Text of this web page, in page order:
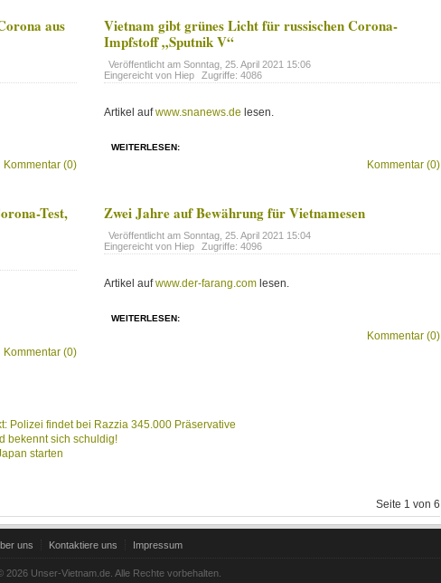
aus
Kommentar (0)
Vietnam gibt grünes Licht für russischen Corona-
Impfstoff „Sputnik V“
Veröffentlicht amSonntag, 25. April 2021 15:06
Eingereicht von Hiep
Zugriffe: 4086
Artikel aufwww.snanews.de lesen.
WEITERLESEN:
Kommentar (0)
Test,
Kommentar (0)
Zwei Jahre auf Bewährung für Vietnamesen
Veröffentlicht amSonntag, 25. April 2021 15:04
Eingereicht von Hiep
Zugriffe: 4096
Artikel aufwww.der-farang.com lesen.
WEITERLESEN:
Kommentar (0)
Polizei findet bei Razzia 345.000 Präservative
bekennt sich schuldig!
starten
Seite 1 von 6
uns Kontaktiere uns Impressum
2026 Unser-Vietnam.de. Alle Rechte vorbehalten.